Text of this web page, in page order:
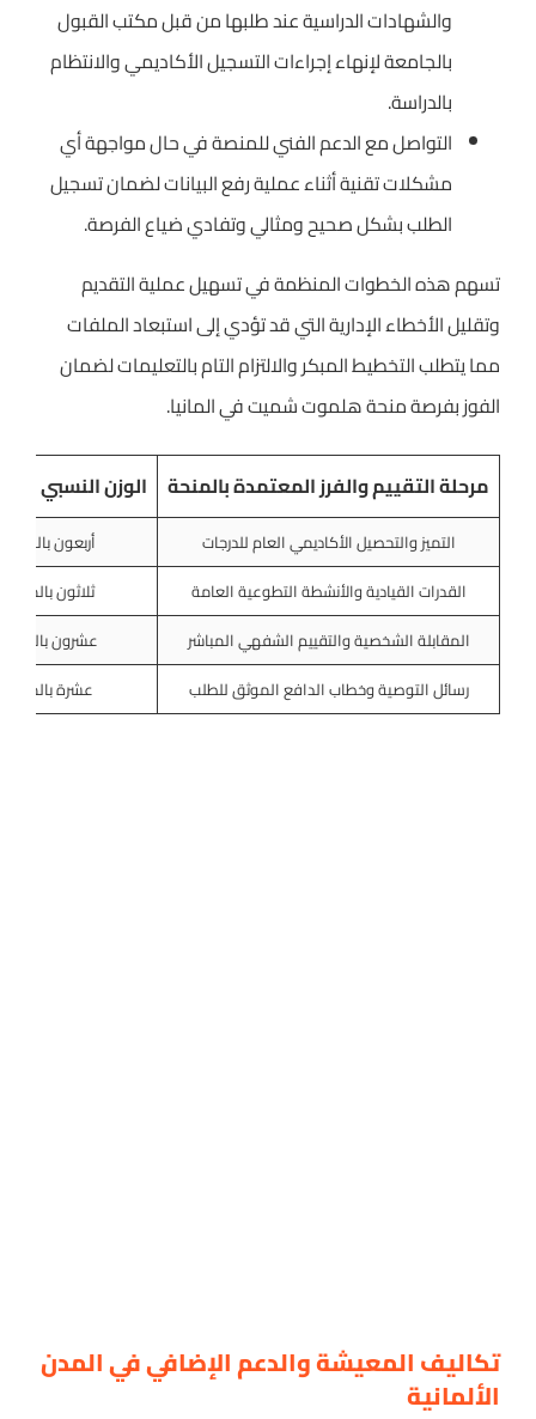
والشهادات الدراسية عند طلبها من قبل مكتب القبول
بالجامعة لإنهاء إجراءات التسجيل الأكاديمي والانتظام
بالدراسة.
التواصل مع الدعم الفني للمنصة في حال مواجهة أي
مشكلات تقنية أثناء عملية رفع البيانات لضمان تسجيل
الطلب بشكل صحيح ومثالي وتفادي ضياع الفرصة.
تسهم هذه الخطوات المنظمة في تسهيل عملية التقديم
وتقليل الأخطاء الإدارية التي قد تؤدي إلى استبعاد الملفات
مما يتطلب التخطيط المبكر والالتزام التام بالتعليمات لضمان
الفوز بفرصة منحة هلموت شميت في المانيا.
مرحلة التقييم والفرز المعتمدة بالمنحة الوزن النسبي في
التميز والتحصيل الأكاديمي العام للدرجات
أربعون بالمئة
القدرات القيادية والأنشطة التطوعية العامة
ثلاثون بالمئة
المقابلة الشخصية والتقييم الشفهي المباشر
عشرون بالمئة
رسائل التوصية وخطاب الدافع الموثق للطلب
عشرة بالمئة
تكاليف المعيشة والدعم الإضافي في المدن
الألمانية